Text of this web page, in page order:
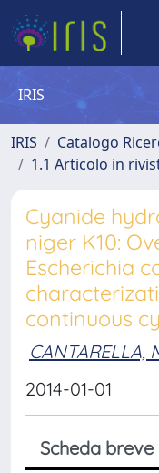
IRIS
IRIS Catalogo
1.1 Articolo in
Cyanide
niger K10:
Escherichia
continuous
CANTARELLA,
2014-01-01
Scheda breve